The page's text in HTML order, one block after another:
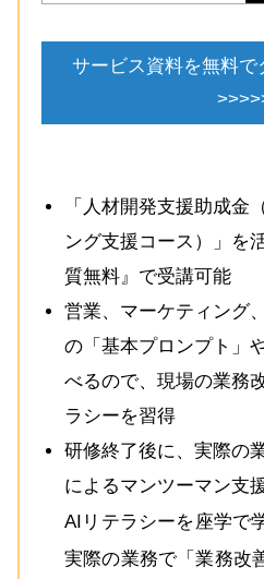
サービス資料を無料で
「人材開発支援助成金
ング支援コース）」を
質無料』で受講可能
営業、マーケティング
の「基本プロンプト」
べるので、現場の業務
ラシーを習得
研修終了後に、実際の
によるマンツーマン支
AIリテラシーを座学で
実際の業務で「業務改